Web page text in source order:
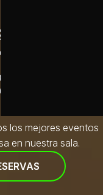
los mejores eventos
en nuestra sala.